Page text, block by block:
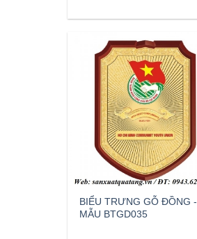
BIỂU TRƯNG GỖ ĐỒNG -
MẪU BTGD035